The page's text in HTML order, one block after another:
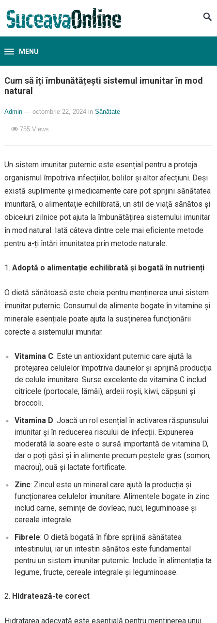
MENU
Cum să îți îmbunătățești sistemul imunitar în mod
natural
Admin — octombrie 22, 2024 in Sănătate
755Views
Un sistem imunitar puternic este esențial pentru a proteja
organismul împotriva infecțiilor, bolilor și altor afecțiuni. Deși
există suplimente și medicamente care pot sprijini sănătatea
imunitară, o alimentație echilibrată, un stil de viață sănătos și
obiceiuri zilnice pot ajuta la îmbunătățirea sistemului imunitar
în mod natural. Iată câteva dintre cele mai eficiente metode
pentru a-ți întări imunitatea prin metode naturale.
Adoptă o alimentație echilibrată și bogată în nutrienți
O dietă sănătoasă este cheia pentru menținerea unui sistem
imunitar puternic. Consumul de alimente bogate în vitamine și
minerale esențiale poate ajuta la susținerea funcționării
corecte a sistemului imunitar.
Vitamina C: Este un antioxidant puternic care ajută la
protejarea celulelor împotriva daunelor și sprijină producția
de celule imunitare. Surse excelente de vitamina C includ
citricele (portocale, lămâi), ardeii roșii, kiwi, căpșuni și
broccoli.
Vitamina D: Joacă un rol esențial în activarea răspunsului
imunitar și în reducerea riscului de infecții. Expunerea
moderată la soare este o sursă importantă de vitamina D,
dar o poți găsi și în alimente precum peștele gras (somon,
macrou), ouă și lactate fortificate.
Zinc: Zincul este un mineral care ajută la producția și
funcționarea celulelor imunitare. Alimentele bogate în zinc
includ carne, semințe de dovleac, nuci, leguminoase și
cereale integrale.
Fibrele: O dietă bogată în fibre sprijină sănătatea
intestinului, iar un intestin sănătos este fundamental
pentru un sistem imunitar puternic. Include în alimentația ta
legume, fructe, cereale integrale și leguminoase.
Hidratează-te corect
Hidratarea adecvată este esențială pentru menținerea unui